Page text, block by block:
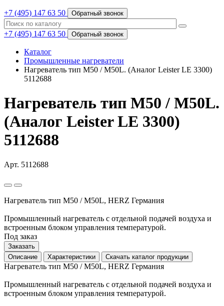
+7 (495) 147 63 50 Обратный звонок
+7 (495) 147 63 50 Обратный звонок
Каталог
Промышленные нагреватели
Нагреватель тип M50 / M50L. (Аналог Leister LE 3300)
5112688
Нагреватель тип M50 / M50L.
(Аналог Leister LE 3300)
5112688
Арт. 5112688
Нагреватель тип M50 / M50L, HERZ Германия
Промышленный нагреватель с отдельной подачей воздуха и
встроенным блоком управления температурой.
Под заказ
Заказать
Описание
Характеристики Скачать каталог продукции
Нагреватель тип M50 / M50L, HERZ Германия
Промышленный нагреватель с отдельной подачей воздуха и
встроенным блоком управления температурой.